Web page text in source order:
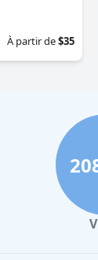
À partir de$35